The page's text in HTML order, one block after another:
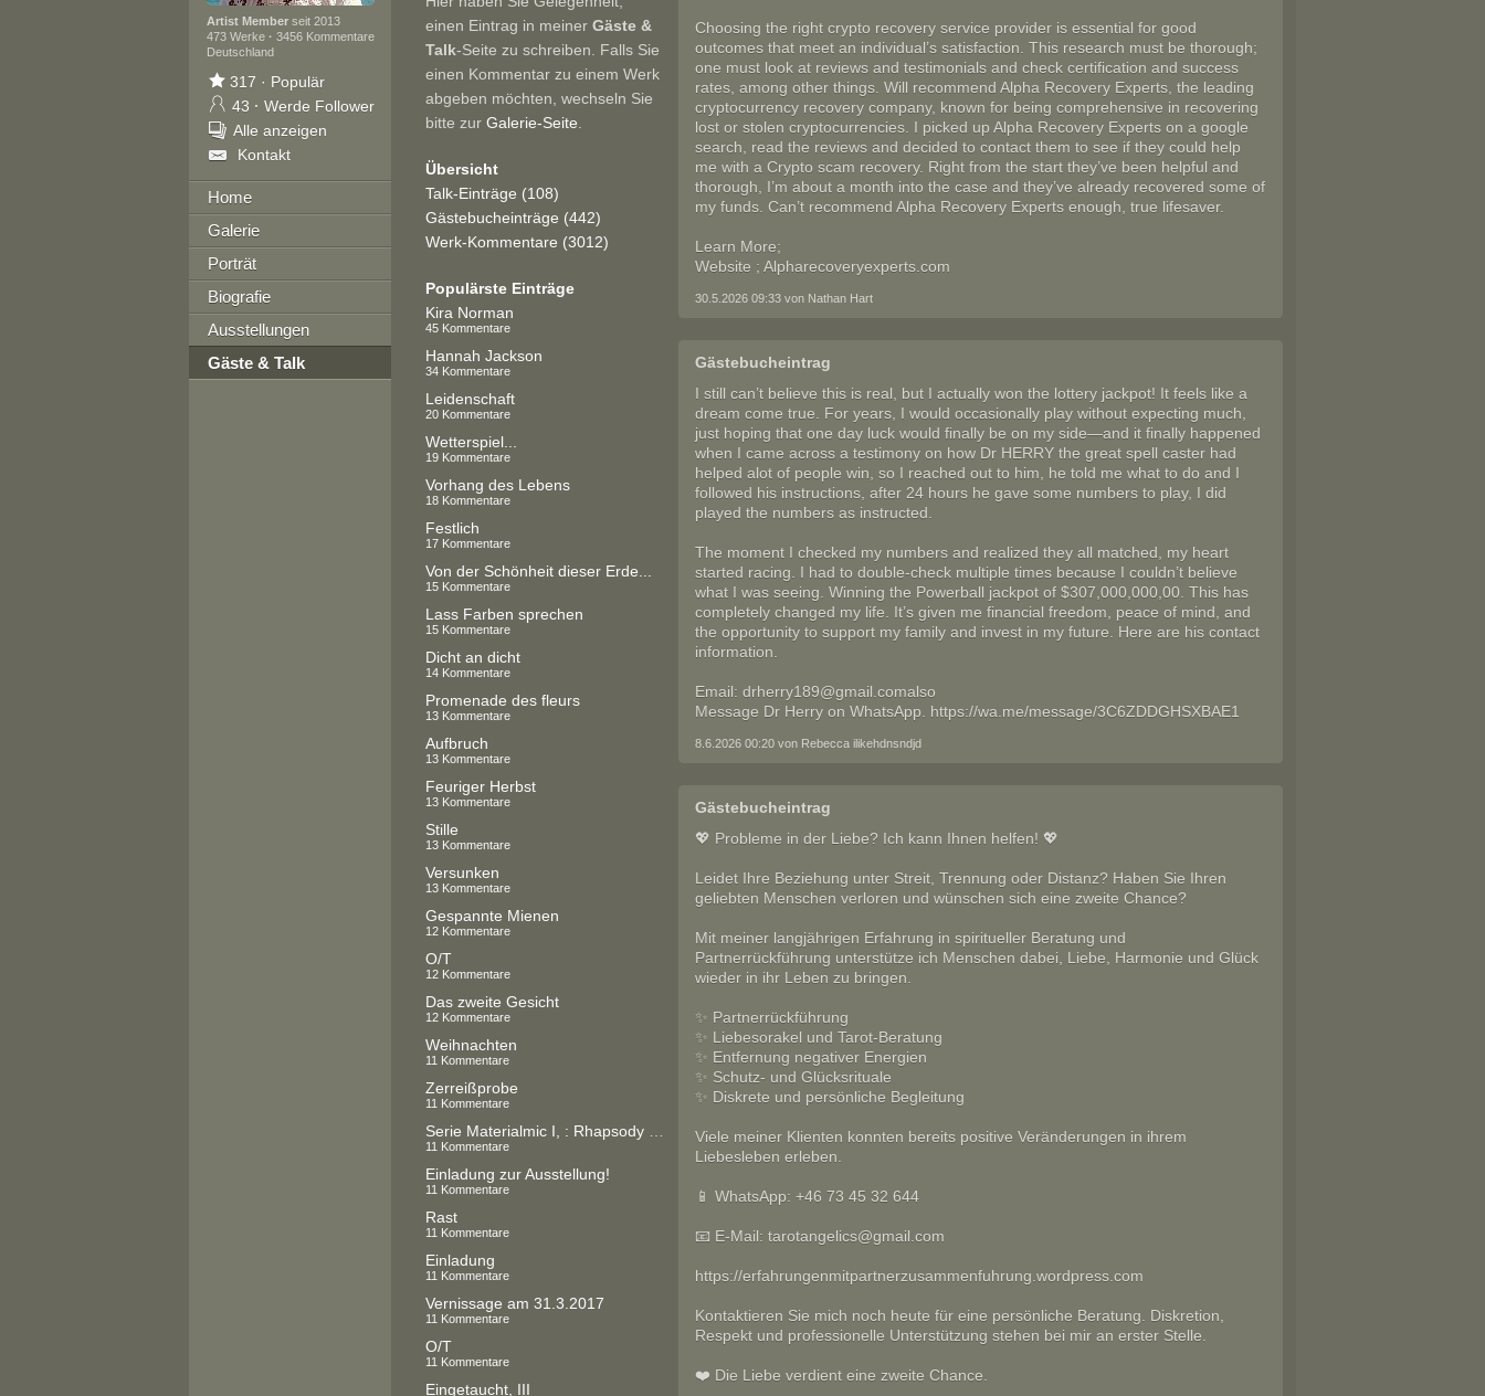
Artist Memberseit 2013
473 Werke · 3456 Kommentare
Deutschland
317 · Populär
43 · Werde Follower
Alle anzeigen
Kontakt
Home
Galerie
Porträt
Biografie
Ausstellungen
Gäste & Talk
einen Eintrag in meiner Gäste &
Talk-Seite zu schreiben. Falls Sie
einen Kommentar zu einem Werk
abgeben möchten, wechseln Sie
bitte zur Galerie-Seite
Übersicht
Talk-Einträge (108)
Gästebucheinträge (442)
Werk-Kommentare (3012)
Populärste Einträge
Kira Norman
45 Kommentare
Hannah Jackson
34 Kommentare
Leidenschaft
20 Kommentare
Wetterspiel...
19 Kommentare
Vorhang des Lebens
18 Kommentare
Festlich
17 Kommentare
Von der Schönheit dieser Erde...
15 Kommentare
Lass Farben sprechen
15 Kommentare
Dicht an dicht
14 Kommentare
Promenade des fleurs
13 Kommentare
Aufbruch
13 Kommentare
Feuriger Herbst
13 Kommentare
Stille
13 Kommentare
Versunken
13 Kommentare
Gespannte Mienen
12 Kommentare
O/T
12 Kommentare
Das zweite Gesicht
12 Kommentare
Weihnachten
11 Kommentare
Zerreißprobe
11 Kommentare
11 Kommentare
Einladung zur Ausstellung!
11 Kommentare
Rast
11 Kommentare
Einladung
11 Kommentare
Vernissage am 31.3.2017
11 Kommentare
O/T
11 Kommentare
Eingetaucht, III
Choosing the right crypto recovery service provider is essential for good
outcomes that meet an individual’s satisfaction. This research must be thorough;
one must look at reviews and testimonials and check certification and success
rates, among other things. Will recommend Alpha Recovery Experts, the leading
cryptocurrency recovery company, known for being comprehensive in recovering
lost or stolen cryptocurrencies. I picked up Alpha Recovery Experts on a google
search, read the reviews and decided to contact them to see if they could help
me with a Crypto scam recovery. Right from the start they’ve been helpful and
thorough, I’m about a month into the case and they’ve already recovered some of
my funds. Can’t recommend Alpha Recovery Experts enough, true lifesaver.
Learn More;
Website ; Alpharecoveryexperts.com
30.5.2026 09:33 von Nathan Hart
Gästebucheintrag
I still can’t believe this is real, but I actually won the lottery jackpot! It feels like a
dream come true. For years, I would occasionally play without expecting much,
just hoping that one day luck would finally be on my side—and it finally happened
when I came across a testimony on how Dr HERRY the great spell caster had
helped alot of people win, so I reached out to him, he told me what to do and I
followed his instructions, after 24 hours he gave some numbers to play, I did
played the numbers as instructed.
The moment I checked my numbers and realized they all matched, my heart
started racing. I had to double-check multiple times because I couldn’t believe
what I was seeing. Winning the Powerball jackpot of $307,000,000,00. This has
completely changed my life. It’s given me financial freedom, peace of mind, and
the opportunity to support my family and invest in my future. Here are his contact
information.
Email: drherry189@gmail.comalso
Message Dr Herry on WhatsApp. https://wa.me/message/3C6ZDDGHSXBAE1
8.6.2026 00:20 von Rebecca ilikehdnsndjd
Gästebucheintrag
💖 Probleme in der Liebe? Ich kann Ihnen helfen! 💖
Leidet Ihre Beziehung unter Streit, Trennung oder Distanz? Haben Sie Ihren
geliebten Menschen verloren und wünschen sich eine zweite Chance?
Mit meiner langjährigen Erfahrung in spiritueller Beratung und
Partnerrückführung unterstütze ich Menschen dabei, Liebe, Harmonie und Glück
wieder in ihr Leben zu bringen.
✨ Partnerrückführung
✨ Liebesorakel und Tarot-Beratung
✨ Entfernung negativer Energien
✨ Schutz- und Glücksrituale
✨ Diskrete und persönliche Begleitung
Viele meiner Klienten konnten bereits positive Veränderungen in ihrem
Liebesleben erleben.
📱 WhatsApp: +46 73 45 32 644
📧 E-Mail: tarotangelics@gmail.com
https://erfahrungenmitpartnerzusammenfuhrung.wordpress.com
Kontaktieren Sie mich noch heute für eine persönliche Beratung. Diskretion,
Respekt und professionelle Unterstützung stehen bei mir an erster Stelle.
❤️ Die Liebe verdient eine zweite Chance.